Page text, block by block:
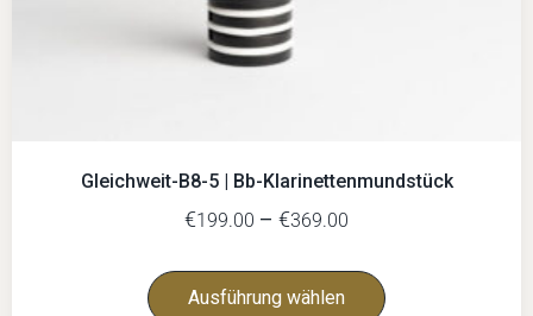
Gleichweit-B8-5 | Bb-Klarinettenmundstück
€199.00 – €369.00
Ausführung wählen